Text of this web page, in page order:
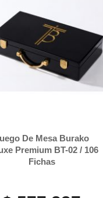
De Mesa Burako
Premium BT-02 / 106
Fichas